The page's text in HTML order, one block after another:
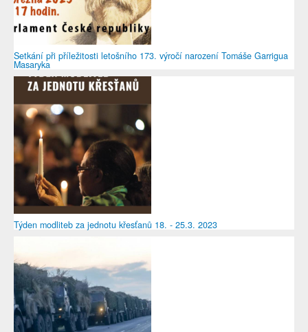
Setkání při příležitosti letošního 173. výročí narození Tomáše Garrigua
Masaryka
Týden modliteb za jednotu křesťanů 18. - 25.3. 2023